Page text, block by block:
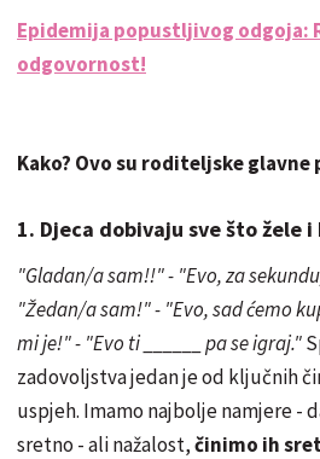
Epidemija popustljivog
odgovornost!
Kako? Ovo su roditeljske glavne
1. Djeca dobivaju sve što žele
"Gladan/a sam!!" - "Evo, za
"Žedan/a sam!" - "Evo, sad ćemo
mi je!" - "Evo ti ______ pa se igraj."
zadovoljstva jedan je od ključnih
uspjeh. Imamo najbolje namjere -
sretno - ali nažalost,činimo ih